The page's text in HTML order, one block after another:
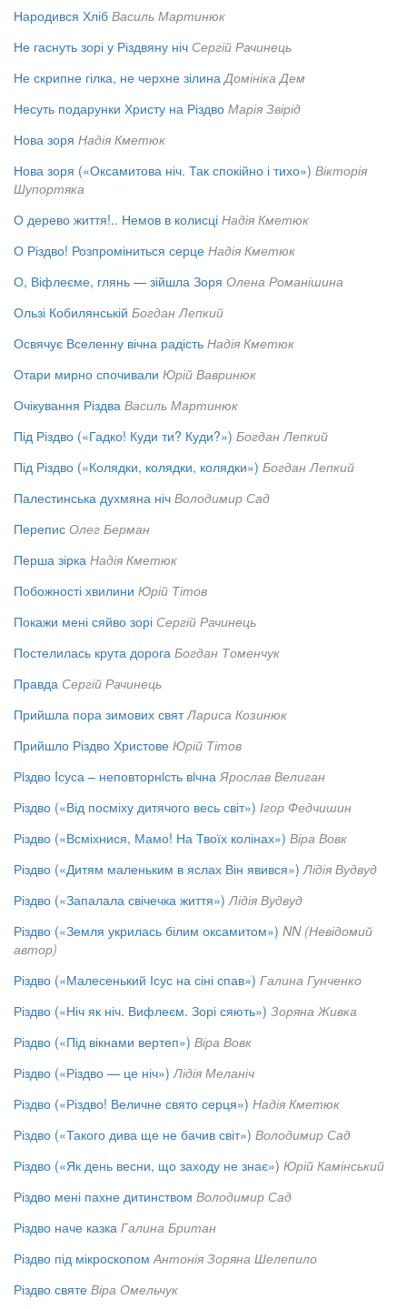
Народився Хліб Василь Мартинюк
Не гаснуть зорі у Різдвяну ніч Сергій Рачинець
Не скрипне гілка, не черхне зілина Домініка Дем
Несуть подарунки Христу на Різдво Марія Звірід
Нова зоря Надія Кметюк
Нова зоря («Оксамитова ніч. Так спокійно і тихо») Вікторія
Шупортяка
О дерево життя!.. Немов в колисці Надія Кметюк
О Різдво! Розпроміниться серце Надія Кметюк
О, Віфлеєме, глянь — зійшла Зоря Олена Романішина
Ользі Кобилянській Богдан Лепкий
Освячує Вселенну вічна радість Надія Кметюк
Отари мирно спочивали Юрій Вавринюк
Очікування Різдва Василь Мартинюк
Під Різдво («Гадко! Куди ти? Куди?») Богдан Лепкий
Під Різдво («Колядки, колядки, колядки») Богдан Лепкий
Палестинська духмяна ніч Володимир Сад
Перепис Олег Берман
Перша зірка Надія Кметюк
Побожності хвилини Юрій Тітов
Покажи мені сяйво зорі Сергій Рачинець
Постелилась крута дорога Богдан Томенчук
Правда Сергій Рачинець
Прийшла пора зимових свят Лариса Козинюк
Прийшло Різдво Христове Юрій Тітов
Рiздво Iсуса – неповторнiсть вiчна Ярослав Велиган
Різдво («Від посміху дитячого весь світ») Ігор Федчишин
Різдво («Всміхнися, Мамо! На Твоїх колінах») Віра Вовк
Різдво («Дитям маленьким в яслах Він явився») Лідія Вудвуд
Різдво («Запалала свічечка життя») Лідія Вудвуд
Різдво («Земля укрилась білим оксамитом») NN (Невідомий
автор)
Різдво («Малесенький Ісус на сіні спав») Галина Гунченко
Різдво («Ніч як ніч. Вифлеєм. Зорі сяють») Зоряна Живка
Різдво («Під вікнами вертеп») Віра Вовк
Різдво («Різдво — це ніч») Лідія Меланіч
Різдво («Різдво! Величне свято серця») Надія Кметюк
Різдво («Такого дива ще не бачив світ») Володимир Сад
Різдво («Як день весни, що заходу не знає») Юрій Камінський
Різдво мені пахне дитинством Володимир Сад
Різдво наче казка Галина Британ
Різдво під мікроскопом Антонія Зоряна Шелепило
Різдво святе Віра Омельчук